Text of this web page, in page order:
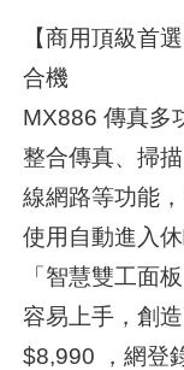
【商用頂級首
合機
MX886 傳真多
整合傳真、掃
線網路等功能
使用自動進入
「智慧雙工面
容易上手，創
$8,990 ，網登